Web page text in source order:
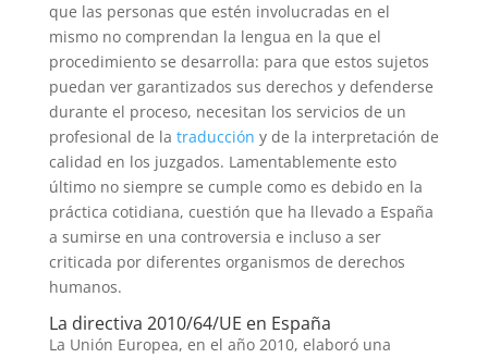
que las personas que estén involucradas en el
mismo no comprendan la lengua en la que el
procedimiento se desarrolla: para que estos sujetos
puedan ver garantizados sus derechos y defenderse
durante el proceso, necesitan los servicios de un
profesional de la traducción y de la interpretación de
calidad en los juzgados. Lamentablemente esto
último no siempre se cumple como es debido en la
práctica cotidiana, cuestión que ha llevado a España
a sumirse en una controversia e incluso a ser
criticada por diferentes organismos de derechos
humanos.
La directiva 2010/64/UE en España
La Unión Europea, en el año 2010, elaboró una